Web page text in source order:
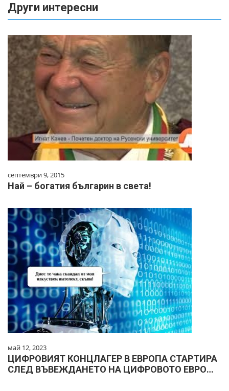
Други интересни
септември 9, 2015
Най – богатия българин в света!
май 12, 2023
ЦИФРОВИЯТ КОНЦЛАГЕР В ЕВРОПА СТАРТИРА
СЛЕД ВЪВЕЖДАНЕТО НА ЦИФРОВОТО ЕВРО…